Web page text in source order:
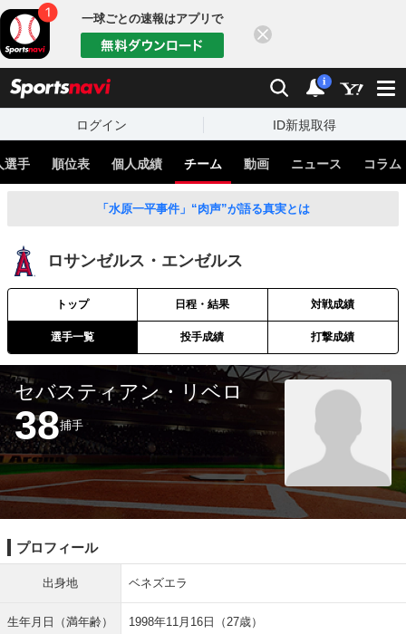
一球ごとの速報はアプリで
検索 通知
i
ログイン ID新規取得
選手 順位表 個人成績 チーム 動画 ニュース コラム
「水原一平事件」“肉声”が語る真実とは
ロサンゼルス・エンゼルス
トップ 日程・結果 対戦成績
選手一覧 投手成績 打撃成績
セバスティアン・リベロ
38捕手
プロフィール
出身地 ベネズエラ
生年月日（満年齢） 1998年11月16日（27歳）